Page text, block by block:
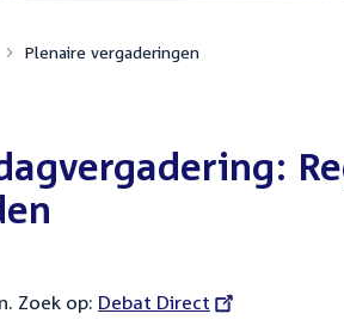
Plenaire vergaderingen
Zoek op: External
Debat Direct